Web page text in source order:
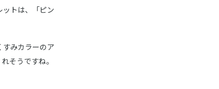
トは、「ピン
みカラーのア
そうですね。